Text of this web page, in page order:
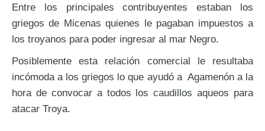
Entre los principales contribuyentes estaban los
griegos de Micenas quienes le pagaban impuestos a
los troyanos para poder ingresar al mar Negro.
Posiblemente esta relación comercial le resultaba
incómoda a los griegos lo que ayudó a Agamenón a la
hora de convocar a todos los caudillos aqueos para
atacar Troya.